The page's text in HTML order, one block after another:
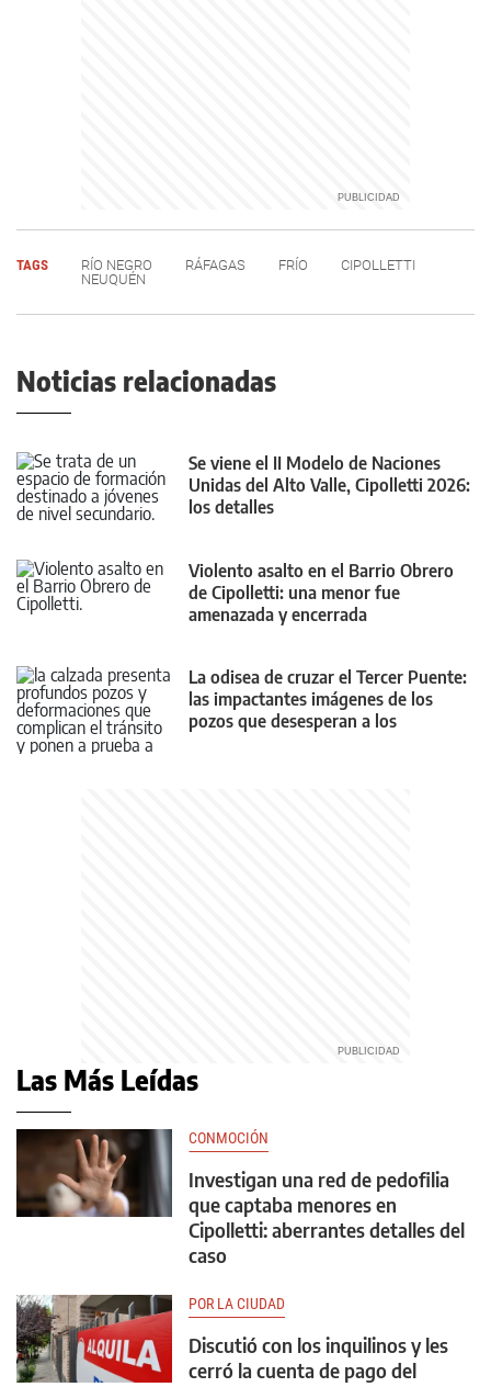
TAGS RÍO NEGRO RÁFAGAS FRÍO
CIPOLLETTI
NEUQUÉN
Noticias relacionadas
Se viene el II Modelo de Naciones
Unidas del Alto Valle, Cipolletti 2026:
los detalles
Violento asalto en el Barrio Obrero
de Cipolletti: una menor fue
amenazada y encerrada
La odisea de cruzar el Tercer Puente:
las impactantes imágenes de los
pozos que desesperan a los
Las Más Leídas
CONMOCIÓN
Investigan una red de pedofilia
que captaba menores en
Cipolletti: aberrantes detalles del
caso
POR LA CIUDAD
Discutió con los inquilinos y les
cerró la cuenta de pago del